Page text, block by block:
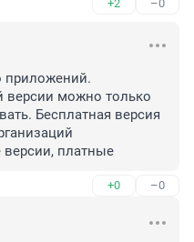
+2 –0
приложений.
версии можно только
Бесплатная версия
версии, платные
+0 –0